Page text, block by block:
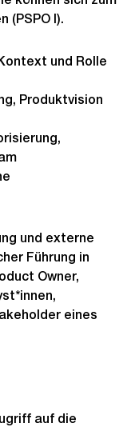
(PSPO I).
und Rolle
Produktvision
und externe
Führung in
Owner,
eines
auf die